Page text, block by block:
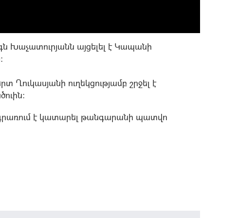
այցելել է Կապանի
ուղեկցությամբ շրջել է
է կատարել թանգարանի պատվո